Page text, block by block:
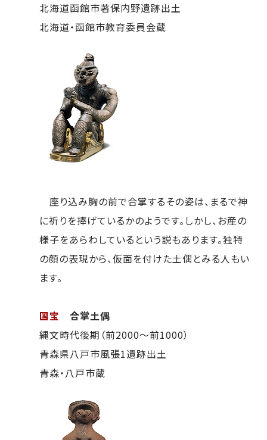
北海道函館市著保内野遺跡出土
北海道・函館市教育委員会蔵
座り込み胸の前で合掌するその姿は、まるで神
に祈りを捧げているかのようです。しかし、お産の
様子をあらわしているという説もあります。独特
の顔の表現から、仮面を付けた土偶とみる人もい
ます。
国宝 合掌土偶
縄文時代後期（前2000～前1000）
青森県八戸市風張1遺跡出土
青森・八戸市蔵